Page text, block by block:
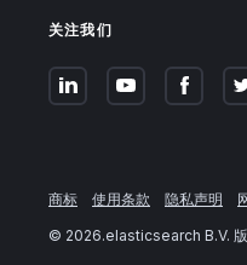
关注我们
商标 使用条款 隐私声明
© 2026.elasticsearch B.V.